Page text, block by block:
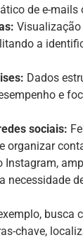
de e-mails
a
Dados
e
sociais:
organizar
Instagram,
necessidade
busca
chave,